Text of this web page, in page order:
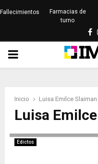
Fallecimientos
Farmacias de
turno
PRIMARY
Inicio Luisa Emilce Slaiman
Luisa
Edictos